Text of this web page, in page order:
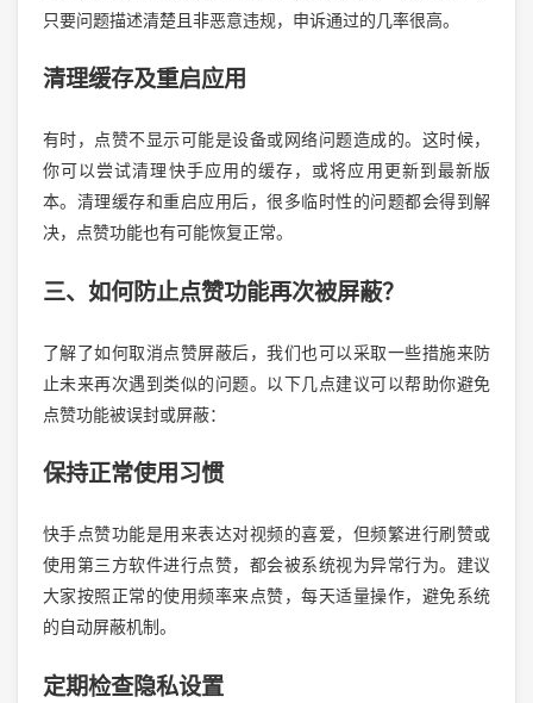
只要问题描述清楚且非恶意违规，申诉通过的几率很高。
清理缓存及重启应用
有时，点赞不显示可能是设备或网络问题造成的。这时候，
你可以尝试清理快手应用的缓存，或将应用更新到最新版
本。清理缓存和重启应用后，很多临时性的问题都会得到解
决，点赞功能也有可能恢复正常。
三、如何防止点赞功能再次被屏蔽？
了解了如何取消点赞屏蔽后，我们也可以采取一些措施来防
止未来再次遇到类似的问题。以下几点建议可以帮助你避免
点赞功能被误封或屏蔽：
保持正常使用习惯
快手点赞功能是用来表达对视频的喜爱，但频繁进行刷赞或
使用第三方软件进行点赞，都会被系统视为异常行为。建议
大家按照正常的使用频率来点赞，每天适量操作，避免系统
的自动屏蔽机制。
定期检查隐私设置